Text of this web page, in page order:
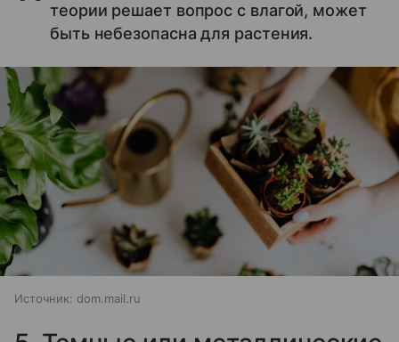
теории решает вопрос с влагой, может
быть небезопасна для растения.
Источник: dom.mail.ru